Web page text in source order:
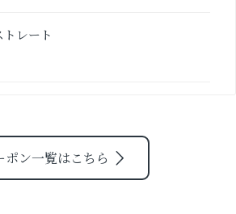
レート
ポン一覧はこちら